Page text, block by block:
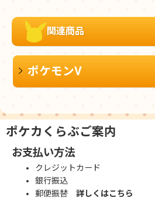
関連商品
ポケモンV
ポケカくらぶご案内
お支払い方法
クレジットカード
銀行振込
郵便振替 詳しくはこちら